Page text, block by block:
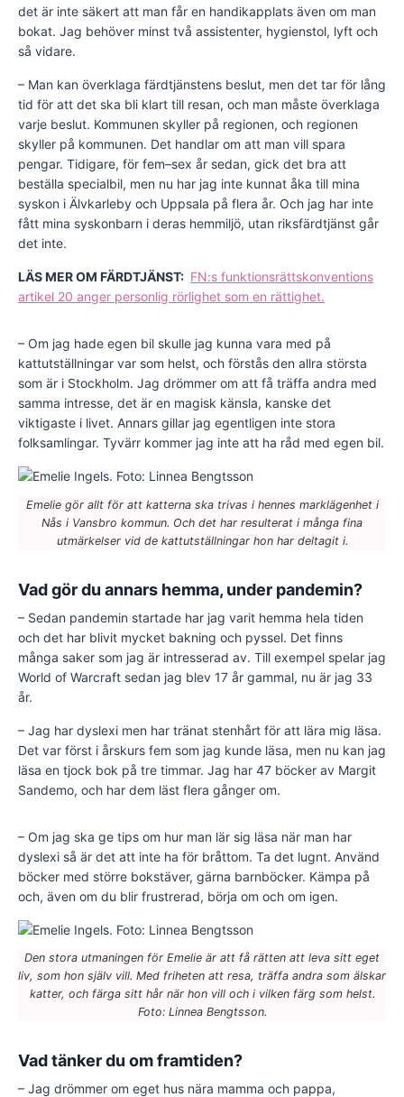
det är inte säkert att man får en handikapplats även om man
bokat. Jag behöver minst två assistenter, hygienstol, lyft och
så vidare.
– Man kan överklaga färdtjänstens beslut, men det tar för lång
tid för att det ska bli klart till resan, och man måste överklaga
varje beslut. Kommunen skyller på regionen, och regionen
skyller på kommunen. Det handlar om att man vill spara
pengar. Tidigare, för fem–sex år sedan, gick det bra att
beställa specialbil, men nu har jag inte kunnat åka till mina
syskon i Älvkarleby och Uppsala på flera år. Och jag har inte
fått mina syskonbarn i deras hemmiljö, utan riksfärdtjänst går
det inte.
LÄS MER OM FÄRDTJÄNST: FN:s funktionsrättskonventions
artikel 20 anger personlig rörlighet som en rättighet.
– Om jag hade egen bil skulle jag kunna vara med på
kattutställningar var som helst, och förstås den allra största
som är i Stockholm. Jag drömmer om att få träffa andra med
samma intresse, det är en magisk känsla, kanske det
viktigaste i livet. Annars gillar jag egentligen inte stora
folksamlingar. Tyvärr kommer jag inte att ha råd med egen bil.
Emelie gör allt för att katterna ska trivas i hennes marklägenhet i
Nås i Vansbro kommun. Och det har resulterat i många fina
utmärkelser vid de kattutställningar hon har deltagit i.
Vad gör du annars hemma, under pandemin?
– Sedan pandemin startade har jag varit hemma hela tiden
och det har blivit mycket bakning och pyssel. Det finns
många saker som jag är intresserad av. Till exempel spelar jag
World of Warcraft sedan jag blev 17 år gammal, nu är jag 33
år.
– Jag har dyslexi men har tränat stenhårt för att lära mig läsa.
Det var först i årskurs fem som jag kunde läsa, men nu kan jag
läsa en tjock bok på tre timmar. Jag har 47 böcker av Margit
Sandemo, och har dem läst flera gånger om.
– Om jag ska ge tips om hur man lär sig läsa när man har
dyslexi så är det att inte ha för bråttom. Ta det lugnt. Använd
böcker med större bokstäver, gärna barnböcker. Kämpa på
och, även om du blir frustrerad, börja om och om igen.
Den stora utmaningen för Emelie är att få rätten att leva sitt eget
liv, som hon själv vill. Med friheten att resa, träffa andra som älskar
katter, och färga sitt hår när hon vill och i vilken färg som helst.
Foto: Linnea Bengtsson.
Vad tänker du om framtiden?
– Jag drömmer om eget hus nära mamma och pappa,